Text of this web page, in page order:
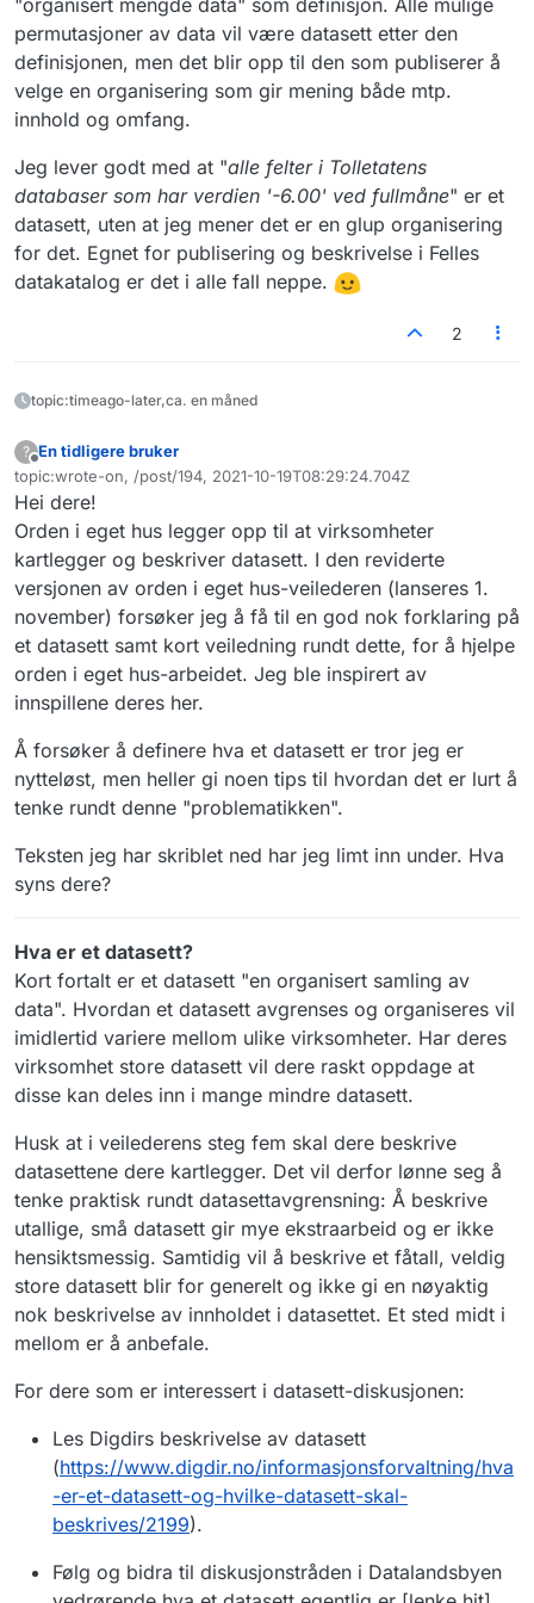
permutasjoner av data vil være datasett etter den
definisjonen, men det blir opp til den som publiserer å
velge en organisering som gir mening både mtp.
innhold og omfang.
Jeg lever godt med at "alle felter i Tolletatens
databaser som har verdien '-6.00' ved fullmåne" er et
datasett, uten at jeg mener det er en glup organisering
for det. Egnet for publisering og beskrivelse i Felles
datakatalog er det i alle fall neppe.
2
topic:timeago-later,ca. en måned
?
Frakoblet
En tidligere bruker
topic:wrote-on, /post/194, 2021-10-19T08:29:24.704Z
Sist endret av
Hei dere!
Orden i eget hus legger opp til at virksomheter
kartlegger og beskriver datasett. I den reviderte
versjonen av orden i eget hus-veilederen (lanseres 1.
november) forsøker jeg å få til en god nok forklaring på
et datasett samt kort veiledning rundt dette, for å hjelpe
orden i eget hus-arbeidet. Jeg ble inspirert av
innspillene deres her.
Å forsøker å definere hva et datasett er tror jeg er
nytteløst, men heller gi noen tips til hvordan det er lurt å
tenke rundt denne "problematikken".
Teksten jeg har skriblet ned har jeg limt inn under. Hva
syns dere?
Hva er et datasett?
Kort fortalt er et datasett "en organisert samling av
data". Hvordan et datasett avgrenses og organiseres vil
imidlertid variere mellom ulike virksomheter. Har deres
virksomhet store datasett vil dere raskt oppdage at
disse kan deles inn i mange mindre datasett.
Husk at i veilederens steg fem skal dere beskrive
datasettene dere kartlegger. Det vil derfor lønne seg å
tenke praktisk rundt datasettavgrensning: Å beskrive
utallige, små datasett gir mye ekstraarbeid og er ikke
hensiktsmessig. Samtidig vil å beskrive et fåtall, veldig
store datasett blir for generelt og ikke gi en nøyaktig
nok beskrivelse av innholdet i datasettet. Et sted midt i
mellom er å anbefale.
For dere som er interessert i datasett-diskusjonen:
Les Digdirs beskrivelse av datasett
(https://www.digdir.no/informasjonsforvaltning/hva
-er-et-datasett-og-hvilke-datasett-skal-
beskrives/2199).
Følg og bidra til diskusjonstråden i Datalandsbyen